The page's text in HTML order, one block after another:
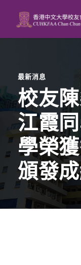
最新消息
校友
江霞
學榮
頒發